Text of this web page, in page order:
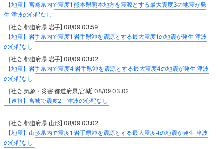
【地震】宮崎県内で震度1 熊本県熊本地方を震源とする最大震度3の地震が発
生 津波の心配なし
[社会,都道府県,岩手] 08/09 03:59
【地震】岩手県内で震度1 岩手県沖を震源とする最大震度1の地震が発生 津波
の心配なし
[社会,都道府県,岩手] 08/09 03:02
【地震】岩手県内で震度4 岩手県沖を震源とする最大震度4の地震が発生 津波
の心配なし
[社会,気象・災害,都道府県,宮城] 08/09 03:02
【速報】宮城で震度2 津波の心配なし
[社会,都道府県,山形] 08/09 03:02
【地震】山形県内で震度1 岩手県沖を震源とする最大震度4の地震が発生 津波
の心配なし